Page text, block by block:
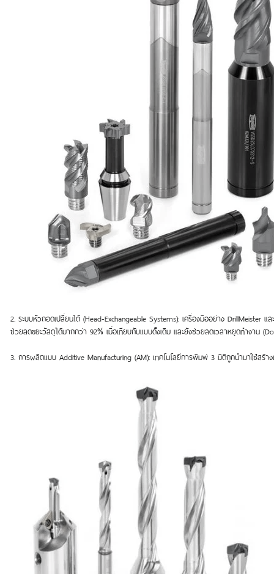
2. ระบบหัวถอดเปลี่ยนได้ (Head-Exchangeable Systems): เครื่องมืออย่าง DrillMeister
ช่วยลดขยะวัสดุได้มากกว่า 92% เมื่อเทียบกับแบบดั้งเดิม และยังช่วยลดเวลาหยุดทำงาน
3. การผลิตแบบ Additive Manufacturing (AM): เทคโนโลยีการพิมพ์ 3 มิติถูกนำมาใช้สร้า